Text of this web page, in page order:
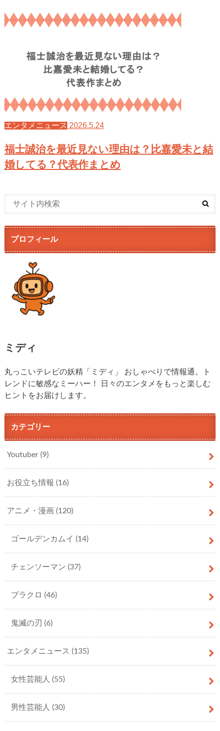
エンタメニュース 2026.5.24
福士誠治を最近見ない理由は？比嘉愛未と結
婚してる？代表作まとめ
プロフィール
ミディ
丸っこいテレビの妖精「ミディ」 おしゃべりで情報通。ト
レンドに敏感なミーハー！ 日々のエンタメをもっと楽しむ
ヒントをお届けします。
カテゴリー
Youtuber (9)
お役立ち情報 (16)
アニメ・漫画 (120)
ゴールデンカムイ (14)
チェンソーマン (37)
ブラクロ (46)
鬼滅の刃 (6)
エンタメニュース (135)
女性芸能人 (55)
男性芸能人 (30)